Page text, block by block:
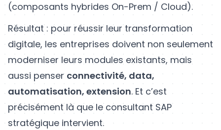
(composants hybrides On-Prem / Cloud).
Résultat : pour réussir leur transformation
digitale, les entreprises doivent non seulement
moderniser leurs modules existants, mais
aussi penser connectivité, data,
automatisation, extension. Et c’est
précisément là que le consultant SAP
stratégique intervient.